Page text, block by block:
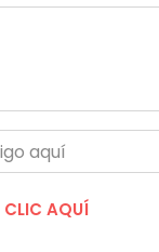
CLIC AQUÍ